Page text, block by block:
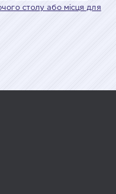
столу або місця для